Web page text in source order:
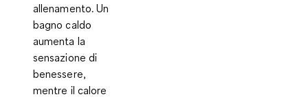
allenamento.Un
bagno caldo
aumenta la
sensazione di
benessere,
mentre il calore